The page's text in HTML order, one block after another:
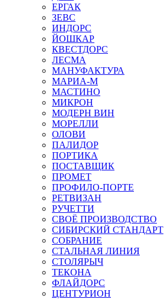
ЕРГАК
ЗЕВС
ИНДОРС
ЙОШКАР
КВЕСТДОРС
ЛЕСМА
МАНУФАКТУРА
МАРИА-М
МАСТИНО
МИКРОН
МОДЕРН ВИН
МОРЕЛЛИ
ОЛОВИ
ПАЛИДОР
ПОРТИКА
ПОСТАВЩИК
ПРОМЕТ
ПРОФИЛО-ПОРТЕ
РЕТВИЗАН
РУЧЕТТИ
СВОЁ ПРОИЗВОДСТВО
СИБИРСКИЙ СТАНДАРТ
СОБРАНИЕ
СТАЛЬНАЯ ЛИНИЯ
СТОЛЯРЫЧ
ТЕКОНА
ФЛАЙДОРС
ЦЕНТУРИОН